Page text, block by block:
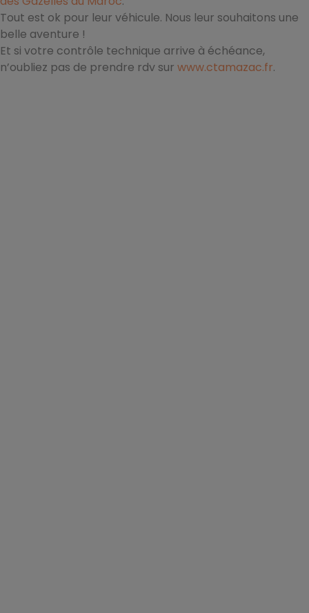
Tout est ok pour leur véhicule. Nous leur souhaitons une
belle aventure !
Et si votre contrôle technique arrive à échéance,
n’oubliez pas de prendre rdv sur www.ctamazac.fr.